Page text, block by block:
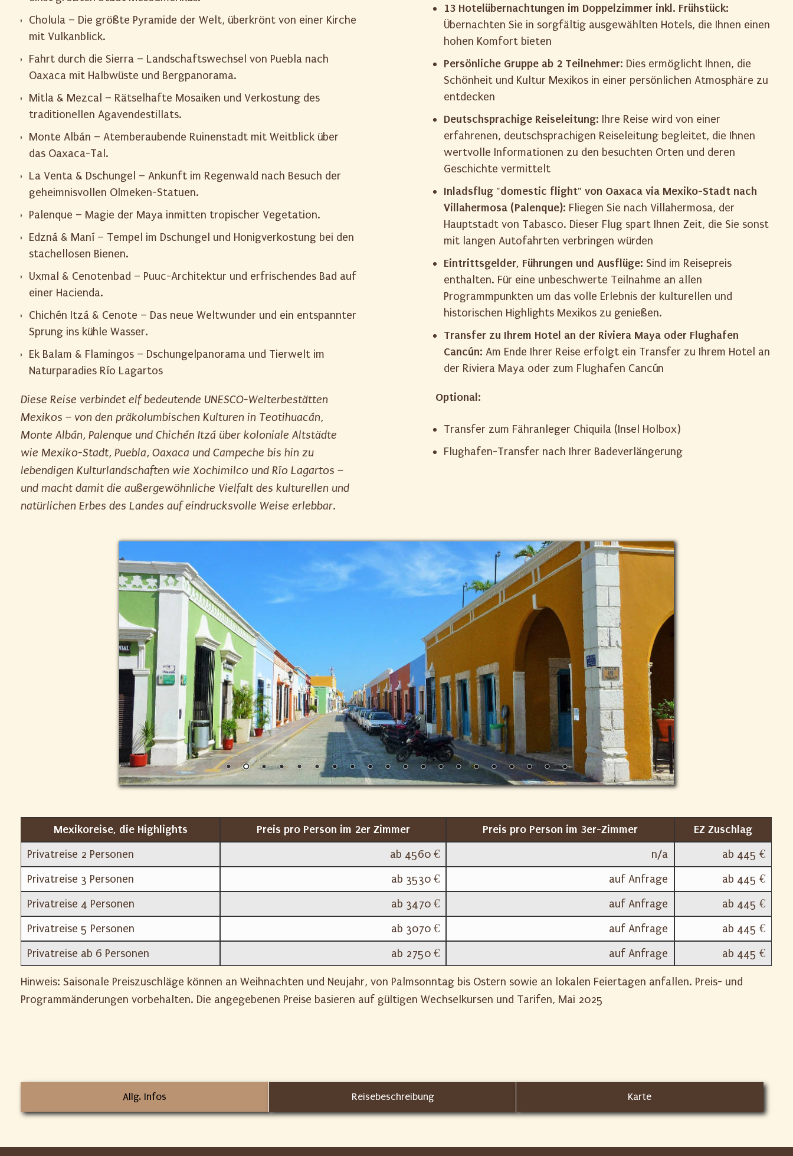
Cholula – Die größte Pyramide der Welt, überkrönt von einer Kirche
mit Vulkanblick.
Fahrt durch die Sierra – Landschaftswechsel von Puebla nach
Oaxaca mit Halbwüste und Bergpanorama.
Mitla & Mezcal – Rätselhafte Mosaiken und Verkostung des
traditionellen Agavendestillats.
Monte Albán – Atemberaubende Ruinenstadt mit Weitblick über
das Oaxaca-Tal.
La Venta & Dschungel – Ankunft im Regenwald nach Besuch der
geheimnisvollen Olmeken-Statuen.
Palenque – Magie der Maya inmitten tropischer Vegetation.
Edzná & Maní – Tempel im Dschungel und Honigverkostung bei den
stachellosen Bienen.
Uxmal & Cenotenbad – Puuc-Architektur und erfrischendes Bad auf
einer Hacienda.
Chichén Itzá & Cenote – Das neue Weltwunder und ein entspannter
Sprung ins kühle Wasser.
Ek Balam & Flamingos – Dschungelpanorama und Tierwelt im
Naturparadies Río Lagartos
Diese Reise verbindet elf bedeutende UNESCO-Welterbestätten
Mexikos – von den präkolumbischen Kulturen in Teotihuacán,
Monte Albán, Palenque und Chichén Itzá über koloniale Altstädte
wie Mexiko-Stadt, Puebla, Oaxaca und Campeche bis hin zu
lebendigen Kulturlandschaften wie Xochimilco und Río Lagartos –
und macht damit die außergewöhnliche Vielfalt des kulturellen und
natürlichen Erbes des Landes auf eindrucksvolle Weise erlebbar.
13 Hotelübernachtungen im Doppelzimmer inkl. Frühstück:
Übernachten Sie in sorgfältig ausgewählten Hotels, die Ihnen einen
hohen Komfort bieten
Persönliche Gruppe ab 2 Teilnehmer: Dies ermöglicht Ihnen, die
Schönheit und Kultur Mexikos in einer persönlichen Atmosphäre zu
entdecken
Deutschsprachige Reiseleitung: Ihre Reise wird von einer
erfahrenen, deutschsprachigen Reiseleitung begleitet, die Ihnen
wertvolle Informationen zu den besuchten Orten und deren
Geschichte vermittelt
Inladsflug "domestic flight" von Oaxaca via Mexiko-Stadt nach
Villahermosa (Palenque): Fliegen Sie nach Villahermosa, der
Hauptstadt von Tabasco. Dieser Flug spart Ihnen Zeit, die Sie sonst
mit langen Autofahrten verbringen würden
Eintrittsgelder, Führungen und Ausflüge: Sind im Reisepreis
enthalten. Für eine unbeschwerte Teilnahme an allen
Programmpunkten um das volle Erlebnis der kulturellen und
historischen Highlights Mexikos zu genießen.
Transfer zu Ihrem Hotel an der Riviera Maya oder Flughafen
Cancún: Am Ende Ihrer Reise erfolgt ein Transfer zu Ihrem Hotel an
der Riviera Maya oder zum Flughafen Cancún
Optional:
Transfer zum Fähranleger Chiquila (Insel Holbox)
Flughafen-Transfer nach Ihrer Badeverlängerung
Mexikoreise, die Highlights Preis pro Person im 2er Zimmer Preis pro Person im 3er-Zimmer EZ Zuschlag
Privatreise 2 Personen ab 4560 € n/a
ab 445 €
Privatreise 3 Personen
ab 3530 € auf Anfrage
ab 445 €
Privatreise 4 Personen
ab 3470 € auf Anfrage
ab 445 €
Privatreise 5 Personen
ab 3070 € auf Anfrage
ab 445 €
Privatreise ab 6 Personen
ab 2750 € auf Anfrage ab 445 €
Hinweis: Saisonale Preiszuschläge können an Weihnachten und Neujahr, von Palmsonntag bis Ostern sowie an lokalen Feiertagen anfallen. Preis- und
Programmänderungen vorbehalten. Die angegebenen Preise basieren auf gültigen Wechselkursen und Tarifen, Mai 2025
Allg. Infos Reisebeschreibung Karte